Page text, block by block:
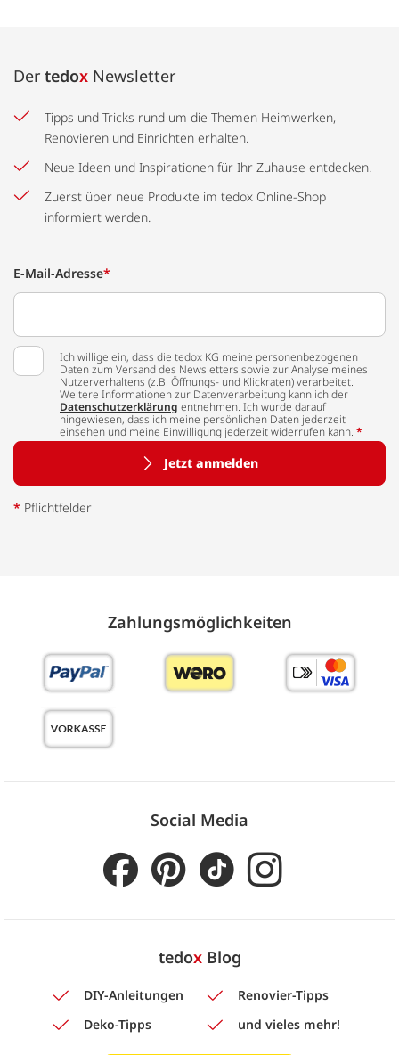
Der tedox Newsletter
Tipps und Tricks rund um die Themen Heimwerken,
Renovieren und Einrichten erhalten.
Neue Ideen und Inspirationen für Ihr Zuhause entdecken.
Zuerst über neue Produkte im tedox Online-Shop
informiert werden.
E-Mail-Adresse*
Ich willige ein, dass die tedox KG meine personenbezogenen
Daten zum Versand des Newsletters sowie zur Analyse meines
Nutzerverhaltens (z.B. Öffnungs- und Klickraten) verarbeitet.
Weitere Informationen zur Datenverarbeitung kann ich der
Datenschutzerklärung entnehmen. Ich wurde darauf
hingewiesen, dass ich meine persönlichen Daten jederzeit
einsehen und meine Einwilligung jederzeit widerrufen kann. *
Jetzt anmelden
* Pflichtfelder
Zahlungs­möglich­keiten
Social Media
tedoxBlog
DIY-Anleitungen
Renovier-Tipps
Deko-Tipps
und vieles mehr!